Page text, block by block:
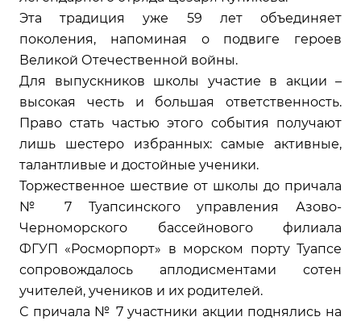
Эта традиция уже 59 лет объединяет
поколения, напоминая о подвиге героев
Великой Отечественной войны.
Для выпускников школы участие в акции –
высокая честь и большая ответственность.
Право стать частью этого события получают
лишь шестеро избранных: самые активные,
талантливые и достойные ученики.
Торжественное шествие от школы до причала
№ 7 Туапсинского управления Азово-
Черноморского бассейнового филиала
ФГУП «Росморпорт» в морском порту Туапсе
сопровождалось аплодисментами сотен
учителей, учеников и их родителей.
С причала № 7 участники акции поднялись на